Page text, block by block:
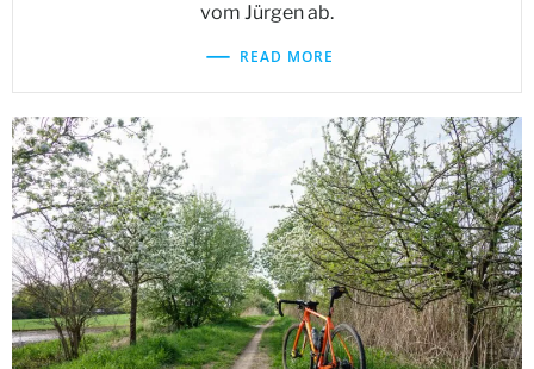
vom Jürgen ab.
READ MORE